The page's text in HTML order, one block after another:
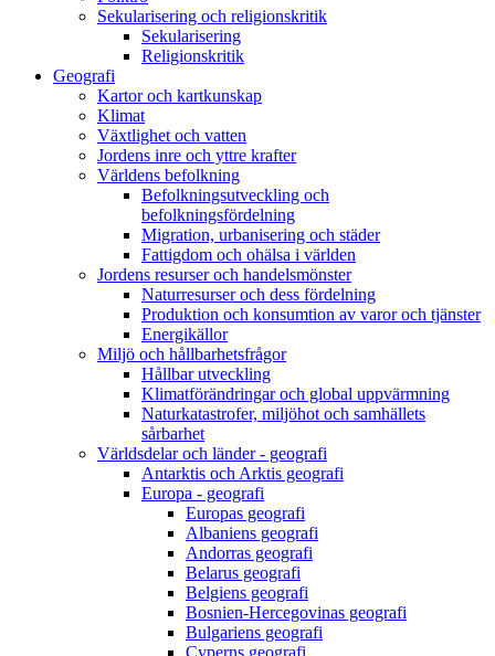
Sekularisering och religionskritik
Sekularisering
Religionskritik
Geografi
Kartor och kartkunskap
Klimat
Växtlighet och vatten
Jordens inre och yttre krafter
Världens befolkning
Befolkningsutveckling och
befolkningsfördelning
Migration, urbanisering och städer
Fattigdom och ohälsa i världen
Jordens resurser och handelsmönster
Naturresurser och dess fördelning
Produktion och konsumtion av varor och tjänster
Energikällor
Miljö och hållbarhetsfrågor
Hållbar utveckling
Klimatförändringar och global uppvärmning
Naturkatastrofer, miljöhot och samhällets
sårbarhet
Världsdelar och länder - geografi
Antarktis och Arktis geografi
Europa - geografi
Europas geografi
Albaniens geografi
Andorras geografi
Belarus geografi
Belgiens geografi
Bosnien-Hercegovinas geografi
Bulgariens geografi
Cyperns geografi